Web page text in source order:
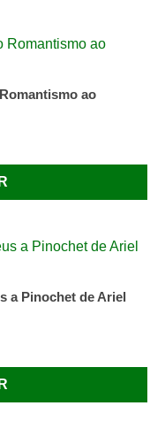
ao
a Pinochet de Ariel